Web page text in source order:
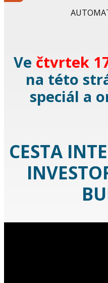
Ve čtvrtek
na této
speciál a
CESTA